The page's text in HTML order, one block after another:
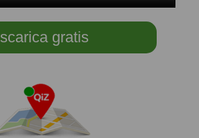
scarica gratis